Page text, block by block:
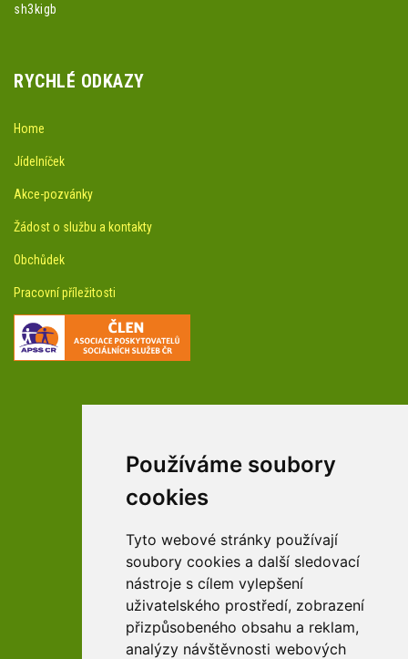
Používáme soubory
cookies
Tyto webové stránky používají
soubory cookies a další sledovací
nástroje s cílem vylepšení
uživatelského prostředí, zobrazení
přizpůsobeného obsahu a reklam,
analýzy návštěvnosti webových
sh3kigb
RYCHLÉ ODKAZY
Home
Jídelníček
Akce-pozvánky
Žádost o službu a kontakty
Obchůdek
Pracovní příležitosti
facebookové profily domova a arboreta
Youtube profily domova a arboreta
zařízení Pardubického kraje